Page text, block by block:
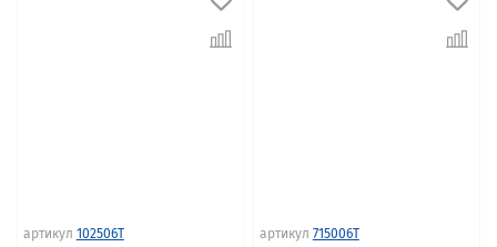
артикул 102506T артикул 715006T